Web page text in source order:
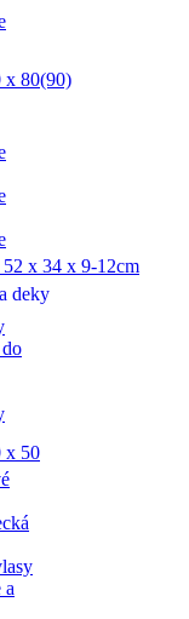
deky
a
x 80(90)
x 34 x 9-12cm
x 50